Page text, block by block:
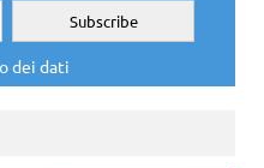
dei dati